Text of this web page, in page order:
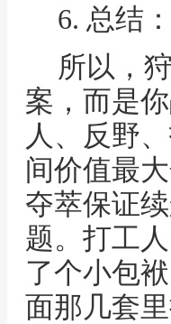
6. 总结
所以，
案，而是
人、反野
间价值最
夺萃保证
题。打工
了个小包
面那几套